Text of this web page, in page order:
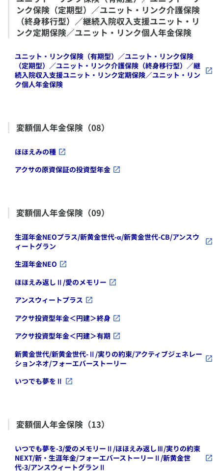
ンク保険（定期型）／ユニット・リンク介護保険
（終身移行型）／継続入院収入支援ユニット・リ
ンク定期保険／ユニット・リンク個人年金保険
​ユニット・リンク保険（有期型）／ユニット・リンク保険
（定期型）／ユニット・リンク介護保険（終身移行型）／継
続入院収入支援ユニット・リンク定期保険／ユニット・リン
ク個人年金保険
​変額個人年金保険（08）
​ほほえみの種
​アクサの原資保証の投資型年金
​変額個人年金保険（09）
​生涯年金NEOプラス/新黄金世代-α/新黄金世代-CB/アンスウ
ィートグラン
​生涯年金NEO
​ほほえみ返しⅡ/愛のメモリー
​アンスウィートプラス
​アクサ投資型年金＜円建＞終身
​アクサ投資型年金＜円建＞有期
​新黄金世代/新黄金世代-Ⅱ/実りの約束/アクティブジェネレー
ションネオ/フォーエバーストーリー
​いつでも夢をⅡ
​変額個人年金保険（13）
​いつでも夢を-3/愛のメモリーⅡ/ほほえみ返しⅢ/実りの約束
NEXT/新・生涯年金/フォーエバーストーリーⅡ/新黄金世
代-3/アンスウィートグランⅡ